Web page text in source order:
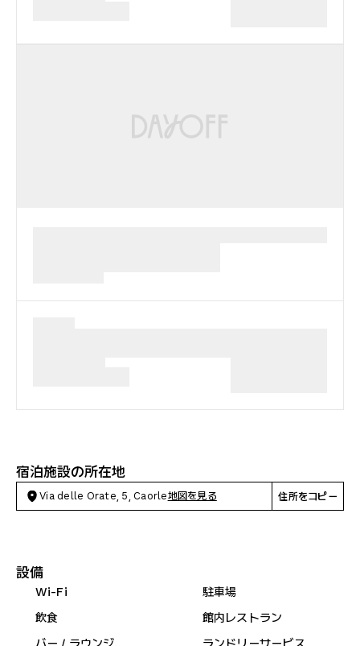
宿泊施設の所在地
Via delle Orate, 5, Caorle地図を見る 住所をコピー
設備
Wi-Fi
駐車場
飲食
館内レストラン